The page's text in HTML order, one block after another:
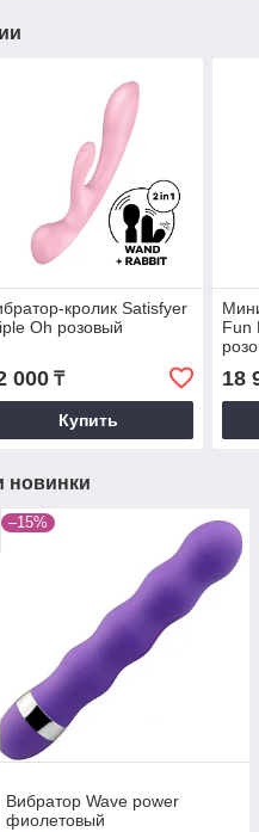
кролик Satisfyer
Oh розовый
000₸
Купить
Fun
18
новинки
–15%
Вибратор Wave power
фиолетовый